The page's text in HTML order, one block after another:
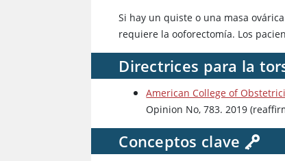
Si hay un quiste o una masa
requiere la ooforectomía. Los
Directrices para la
American College of
Opinion No, 783. 2019
Conceptos clave